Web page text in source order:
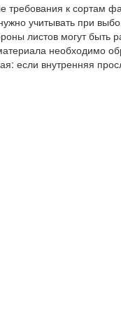
требования к сортам
учитывать при
листов могут быть
необходимо
если внутренняя